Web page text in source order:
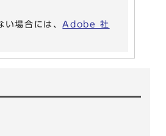
い場合には、Adobe 社